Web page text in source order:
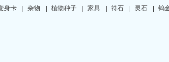
身卡 杂物 植物种子 家具 符石 灵石 钨